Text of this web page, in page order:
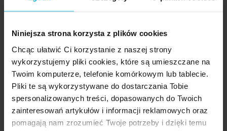
Niniejsza strona korzysta z plików cookies
Chcąc ułatwić Ci korzystanie z naszej strony
wykorzystujemy pliki cookies, które są umieszczane na
Twoim komputerze, telefonie komórkowym lub tablecie.
Pliki te są wykorzystywane do dostarczania Tobie
spersonalizowanych treści, dopasowanych do Twoich
zainteresowań artykułów i informacji reklamowych oraz
pomagają nam zrozumieć Twoje potrzeby i dzięki temu
do firmy.
Poinformuj pracowników, jak mają się
zachowywać w przypadku podejrzenia
zakażenia koronawirusem
Pracownicy twojej firmy mogą zetknąć się